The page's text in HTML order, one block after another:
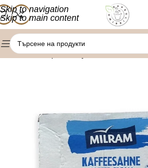
Skip to navigation
Skip to main content
Начало/Кафе консумативи